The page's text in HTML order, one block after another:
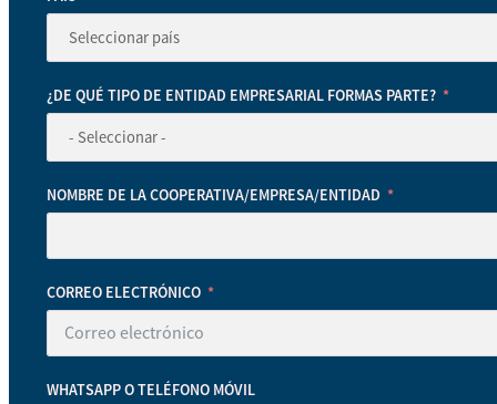
¿DE QUÉ TIPO DE ENTIDAD EMPRESARIAL FORMAS PARTE?
NOMBRE DE LA COOPERATIVA/EMPRESA/ENTIDAD
CORREO ELECTRÓNICO
WHATSAPP O TELÉFONO MÓVIL